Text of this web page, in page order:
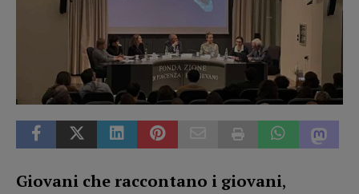
Giovani che raccontano i giovani,